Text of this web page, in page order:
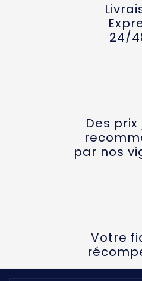
24/
Des
par nos
Votre